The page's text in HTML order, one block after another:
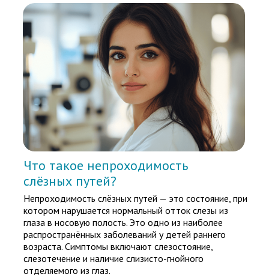
Непроходимость слёзных путей — это состояние, при
котором нарушается нормальный отток слезы из
глаза в носовую полость. Это одно из наиболее
распространённых заболеваний у детей раннего
возраста. Симптомы включают слезостояние,
слезотечение и наличие слизисто-гнойного
отделяемого из глаз.
Что такое непроходимость
слёзных путей?